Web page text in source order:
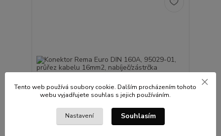
- 36 %
Tento web používá soubory cookie. Dalším procházením tohoto
webu vyjadřujete souhlas s jejich používáním.
Nastavení Souhlasím